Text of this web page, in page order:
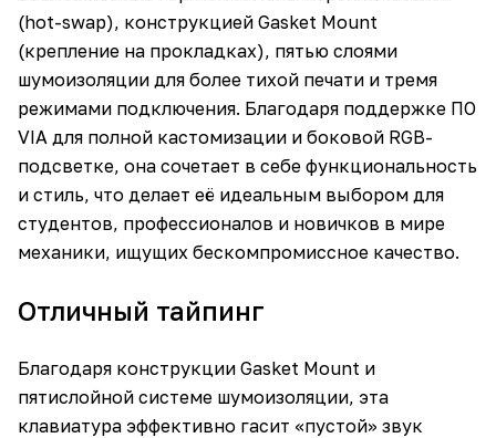
(hot-swap), конструкцией Gasket Mount
(крепление на прокладках), пятью слоями
шумоизоляции для более тихой печати и тремя
режимами подключения. Благодаря поддержке ПО
VIA для полной кастомизации и боковой RGB-
подсветке, она сочетает в себе функциональность
и стиль, что делает её идеальным выбором для
студентов, профессионалов и новичков в мире
механики, ищущих бескомпромиссное качество.
Отличный тайпинг
Благодаря конструкции Gasket Mount и
пятислойной системе шумоизоляции, эта
клавиатура эффективно гасит «пустой» звук